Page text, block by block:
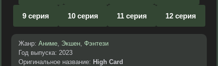
9 серия 10 серия 11 серия 12 серия
Жанр: Аниме, Экшен, Фэнтези
Год выпуска: 2023
Оригинальное название: High Card